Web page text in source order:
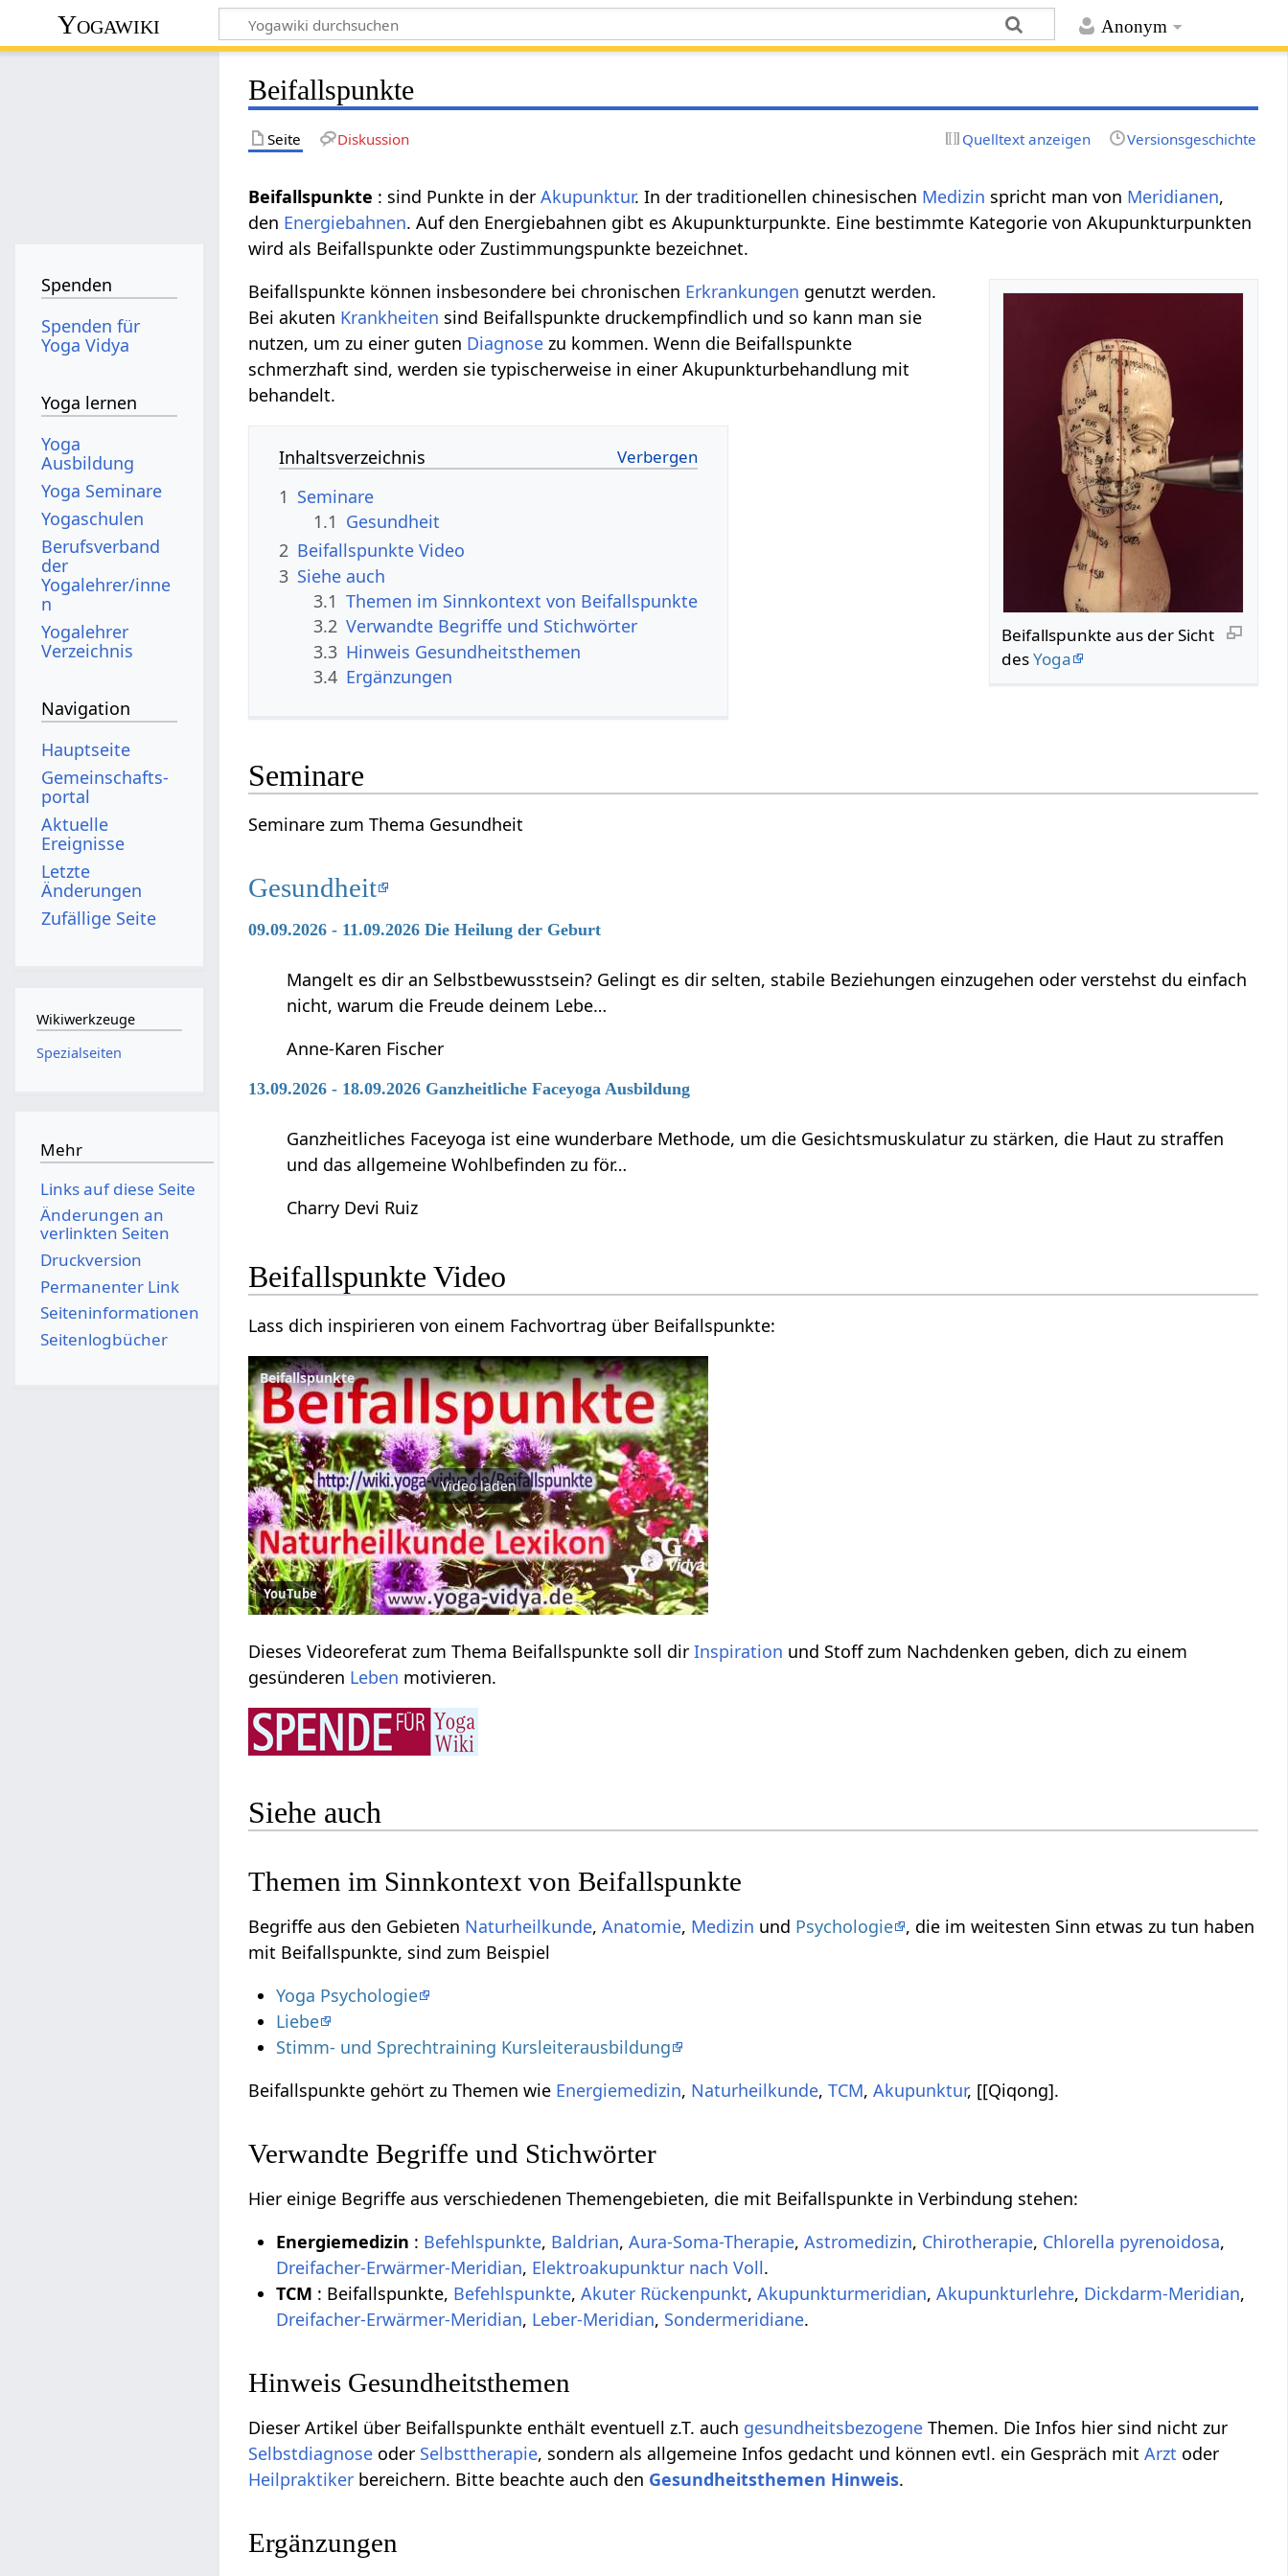
Anonym
Yogawiki
Beifallspunkte
Seite Diskussion Quelltext anzeigen Versionsgeschichte
Beifallspunkte : sind Punkte in derAkupunktur. In der traditionellen chinesischen Medizin spricht man von Meridianen,
den Energiebahnen. Auf den Energiebahnen gibt es Akupunkturpunkte. Eine bestimmte Kategorie von Akupunkturpunkten
wird als Beifallspunkte oder Zustimmungspunkte bezeichnet.
Beifallspunkte aus der Sicht
desYoga
Beifallspunkte können insbesondere bei chronischen Erkrankungen genutzt werden.
Bei akuten Krankheiten sind Beifallspunkte druckempfindlich und so kann man sie
nutzen, um zu einer guten Diagnose zu kommen. Wenn die Beifallspunkte
schmerzhaft sind, werden sie typischerweise in einer Akupunkturbehandlung mit
behandelt.
Inhaltsverzeichnis
1 Seminare
1.1 Gesundheit
2 Beifallspunkte Video
3 Siehe auch
3.1 Themen im Sinnkontext von Beifallspunkte
3.2 Verwandte Begriffe und Stichwörter
3.3 Hinweis Gesundheitsthemen
3.4 Ergänzungen
Seminare
Seminare zum Thema Gesundheit
Gesundheit
09.09.2026 - 11.09.2026 Die Heilung der Geburt
Mangelt es dir an Selbstbewusstsein? Gelingt es dir selten, stabile Beziehungen einzugehen oder verstehst du einfach
nicht, warum die Freude deinem Lebe…
Anne-Karen Fischer
13.09.2026 - 18.09.2026 Ganzheitliche Faceyoga Ausbildung
Ganzheitliches Faceyoga ist eine wunderbare Methode, um die Gesichtsmuskulatur zu stärken, die Haut zu straffen
und das allgemeine Wohlbefinden zu för…
Charry Devi Ruiz
Beifallspunkte Video
Lass dich inspirieren von einem Fachvortrag über Beifallspunkte:
Beifallspunkte
Video laden
YouTube
Dieses Videoreferat zum Thema Beifallspunkte soll dirInspiration und Stoff zum Nachdenken geben, dich zu einem
gesünderen Leben motivieren.
Siehe auch
Themen im Sinnkontext von Beifallspunkte
Begriffe aus den Gebieten Naturheilkunde,Anatomie, Medizin und Psychologie , die im weitesten Sinn etwas zu tun haben
mit Beifallspunkte, sind zum Beispiel
Yoga Psychologie
Liebe
Stimm- und Sprechtraining Kursleiterausbildung
Beifallspunkte gehört zu Themen wie Energiemedizin, Naturheilkunde,TCM,Akupunktur, [[Qiqong].
Verwandte Begriffe und Stichwörter
Hier einige Begriffe aus verschiedenen Themengebieten, die mit Beifallspunkte in Verbindung stehen:
Energiemedizin : Befehlspunkte, Baldrian,Aura-Soma-Therapie,Astromedizin, Chirotherapie, Chlorella pyrenoidosa,
Dreifacher-Erwärmer-Meridian, Elektroakupunktur nach Voll.
TCM : Beifallspunkte, Befehlspunkte,Akuter Rückenpunkt,Akupunkturmeridian,Akupunkturlehre, Dickdarm-Meridian,
Dreifacher-Erwärmer-Meridian, Leber-Meridian, Sondermeridiane.
Hinweis Gesundheitsthemen
Dieser Artikel über Beifallspunkte enthält eventuell z.T. auch gesundheitsbezogene Themen. Die Infos hier sind nicht zur
Selbstdiagnose oder Selbsttherapie, sondern als allgemeine Infos gedacht und können evtl. ein Gespräch mitArzt oder
Heilpraktiker bereichern. Bitte beachte auch den Gesundheitsthemen Hinweis.
Ergänzungen
Spenden
Spenden für
Yoga Vidya
Yoga lernen
Yoga
Ausbildung
Yoga Seminare
Yogaschulen
Berufsverband
der
Yogalehrer/inne
n
Yogalehrer
Verzeichnis
Navigation
Hauptseite
Gemeinschafts­
portal
Aktuelle
Ereignisse
Letzte
Änderungen
Zufällige Seite
Wikiwerkzeuge
Spezialseiten
Mehr
Links auf diese Seite
Änderungen an
verlinkten Seiten
Druckversion
Permanenter Link
Seiten­­informationen
Seitenlogbücher